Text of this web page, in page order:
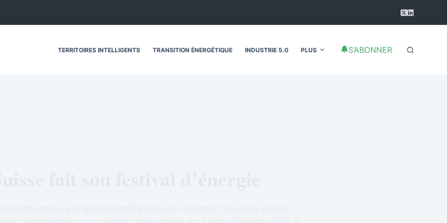
TERRITOIRES INTELLIGENTS TRANSITION ÉNERGÉTIQUE INDUSTRIE 5.0 PLUS S’ABONNER